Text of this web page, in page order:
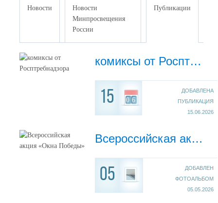
Новости
Новости
Минпросвещения
России
Публикации
комиксы от Росптребнадзора
15 06
ДОБАВЛЕНА
ПУБЛИКАЦИЯ
15.06.2026
Всероссийская акция «Окна Победы»
05
ДОБАВЛЕН
ФОТОАЛЬБОМ
05.05.2026